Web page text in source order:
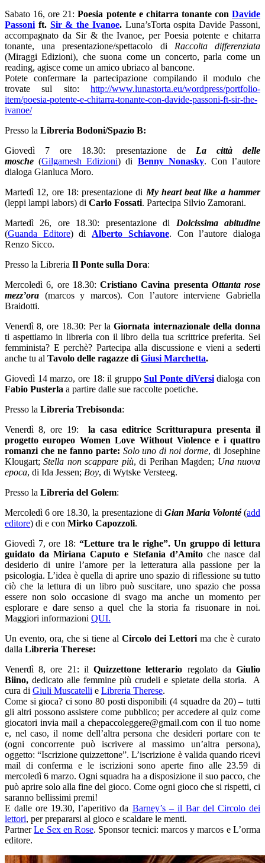
Sabato 16, ore 21:Poesia potente e chitarra tonante conDavide
Passoni ft. Sir & the Ivanoe. Luna’sTorta ospita Davide Passoni,
accompagnato da Sir & the Ivanoe, per Poesia potente e chitarra
tonante, una presentazione/spettacolo di Raccolta differenziata
(Miraggi Edizioni), che suona come un concerto, parla come un
reading, agisce come un amico ubriaco al bancone.
Potete confermare la partecipazione compilando il modulo che
trovate sul sito: http://www.lunastorta.eu/wordpress/portfolio-
item/poesia-potente-e-chitarra-tonante-con-davide-passoni-ft-sir-the-
ivanoe/
Presso la Libreria Bodoni/Spazio B:
Giovedì 7 ore 18.30: presentazione de La città delle
mosche(Gilgamesh Edizioni) di Benny Nonasky. Con l’autore
dialoga Gianluca Moro.
Martedì 12, ore 18: presentazione di My heart beat like a hammer
(leppi lampi labors) di Carlo Fossati. Partecipa Silvio Zamorani.
Martedì 26, ore 18.30: presentazione di Dolcissima abitudine
(Guanda Editore) di Alberto Schiavone. Con l’autore dialoga
Renzo Sicco.
Presso la Libreria Il Ponte sulla Dora:
Mercoledì 6, ore 18.30: Cristiano Cavina presenta Ottanta rose
mezz’ora (marcos y marcos). Con l’autore interviene Gabriella
Braidotti.
Venerdì 8, ore 18.30: Per laGiornata internazionale della donna
ti aspettiamo in libreria con il libro della tua scrittrice preferita. Sei
femminista? E perchè? Partecipa alla discussione e vieni a sederti
anche tu al Tavolo delle ragazze di Giusi Marchetta.
Giovedì 14 marzo, ore 18: il gruppoSul Ponte diVersidialoga con
Fabio Pusterla a partire dalle sue raccolte poetiche.
Presso la Libreria Trebisonda:
Venerdì 8, ore 19: la casa editrice Scritturapura presenta il
progetto europeo Women Love Without Violence e i quattro
romanzi che ne fanno parte: Solo uno di noi dorme, di Josephine
Klougart;Stella non scappare più, di Perihan Magden; Una nuova
epoca, di Ida Jessen; Boy, di Wytske Versteeg.
Presso la Libreria del Golem:
Mercoledì 6 ore 18.30, la presentazione di Gian Maria Volonté(add
editore) di e con Mirko Capozzoli.
Giovedì 7, ore 18: “Letture tra le righe”. Un gruppo di lettura
guidato da Miriana Caputo e Stefania d’Amitoche nasce dal
desiderio di unire l’amore per la letteratura alla passione per la
psicologia. L’idea è quella di aprire uno spazio di riflessione su tutto
ciò che la lettura di un libro può suscitare, uno spazio che possa
essere non solo occasione di svago ma anche un momento per
esplorare e dare senso a quel che la storia fa risuonare in noi.
Maggiori informazioni QUI.
Un evento, ora, che si tiene al Circolo dei Lettori ma che è curato
dalla Libreria Therese:
Venerdì 8, ore 21: ilQuizzettone letterario regolato daGiulio
Biino, dedicato alle femmine più crudeli e spietate della storia. A
cura di Giuli Muscatelli e Libreria Therese.
Come si gioca? ci sono 80 posti disponibili (4 squadre da 20) – tutti
gli altri possono assistere come pubblico; per accedere al quiz come
giocatori invia mail a chepaccoleggere@gmail.com con il tuo nome
e, nel caso, il nome dell’altra persona che desideri portare con te
(ogni concorrente può iscrivere al massimo un’altra persona),
oggetto: “Iscrizione quizzettone”. L’iscrizione è valida quando ricevi
mail di conferma e le iscrizioni sono aperte fino alle 23.59 di
mercoledì 6 marzo. Ogni squadra ha a disposizione il suo pacco, che
può aprire solo alla fine del gioco. Come ogni gioco che si rispetti, ci
saranno bellissimi premi!
E dalle ore 19.30, l’aperitivo da Barney’s – il Bar del Circolo dei
lettori, per prepararsi al gioco e scaldare le menti.
PartnerLe Sex en Rose. Sponsor tecnici: marcos y marcos e L’orma
editore.